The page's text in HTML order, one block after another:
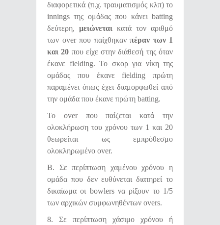
διαφορετικά (π.χ. τραυματισμός κλπ) το
innings της ομάδας που κάνει batting
δεύτερη, μειώνεται κατά τον αριθμό
των over που παίχθηκαν πέραν των 1
και 20 που είχε στην διάθεσή της όταν
έκανε fielding. Το σκορ για νίκη της
ομάδας που έκανε fielding πρώτη
παραμένει όπως έχει διαμορφωθεί από
την ομάδα που έκανε πρώτη batting.
Το over που παίζεται κατά την
ολοκλήρωση του χρόνου των 1 και 20
θεωρείται ως εμπρόθεσμο
ολοκληρωμένο over.
Β. Σε περίπτωση χαμένου χρόνου η
ομάδα που δεν ευθύνεται διατηρεί το
δικαίωμα οι bowlers να ρίξουν το 1/5
των αρχικών συμφωνηθέντων οvers.
8. Σε περίπτωση χάσιμο χρόνου ή